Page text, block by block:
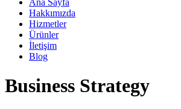
Ana Sayfa
Hakkımızda
Hizmetler
Ürünler
İletişim
Blog
Business Strategy